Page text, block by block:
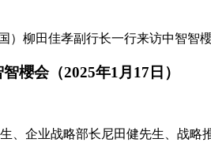
）柳田佳孝副行长一行来访中智智櫻
櫻会（2025年1月17日）
、企业战略部长尼田健先生、战